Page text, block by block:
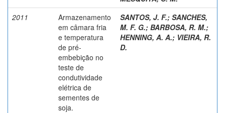
2011
Armazenamento
em câmara fria
e temperatura
de pré-
embebição no
teste de
condutividade
elétrica de
sementes de
soja.
SANTOS, J. F.; SANCHES,
M. F. G.; BARBOSA, R. M.;
HENNING, A. A.; VIEIRA, R.
D.